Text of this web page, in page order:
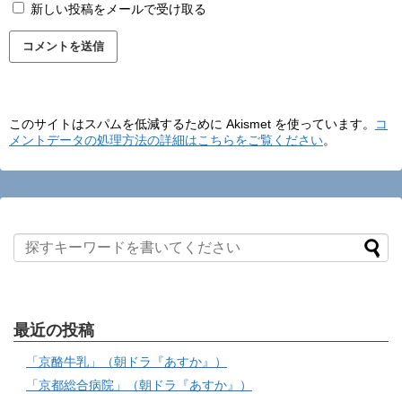
新しい投稿をメールで受け取る
このサイトはスパムを低減するために Akismet を使っています。
コ
メントデータの処理方法の詳細はこちらをご覧ください。
最近の投稿
「京酪牛乳」（朝ドラ『あすか』）
「京都総合病院」（朝ドラ『あすか』）